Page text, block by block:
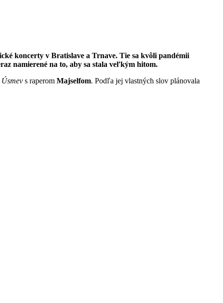
koncerty v Bratislave a Trnave. Tie sa kvôli pandémii
namierené na to, aby sa stala veľkým hitom.
Úsmev s raperom Majselfom. Podľa jej vlastných slov plánovala